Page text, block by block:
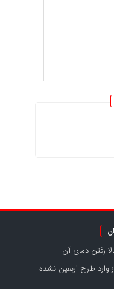
رفتن دمای آن
وارد طرح اربعین نشده